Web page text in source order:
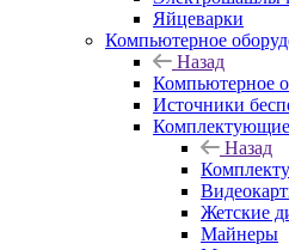
Яйцеварки
Компьютерное
Назад
Компьютерное
Источники
Назад
Жетские
Майнеры